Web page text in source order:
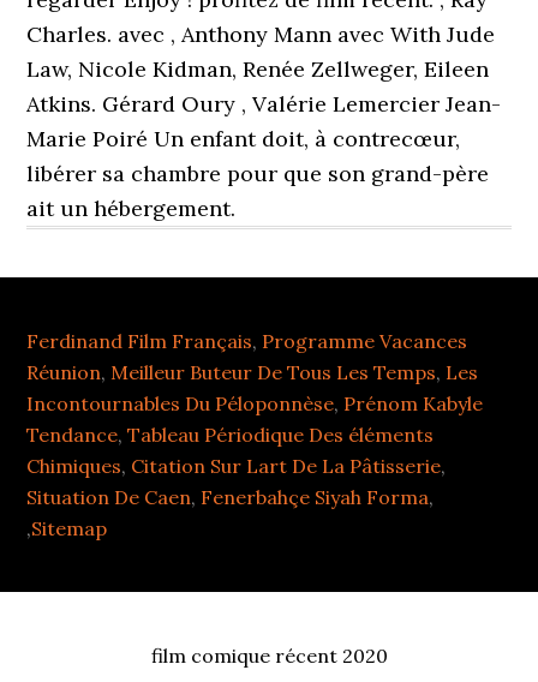
Ferdinand Film Français, Programme Vacances
Réunion,Meilleur Buteur De Tous Les Temps, Les
Incontournables Du Péloponnèse, Prénom Kabyle
Tendance,Tableau Périodique Des éléments
Chimiques, Citation Sur Lart De La Pâtisserie,
Situation De Caen, Fenerbahçe Siyah Forma,
,Sitemap
film comique récent 2020